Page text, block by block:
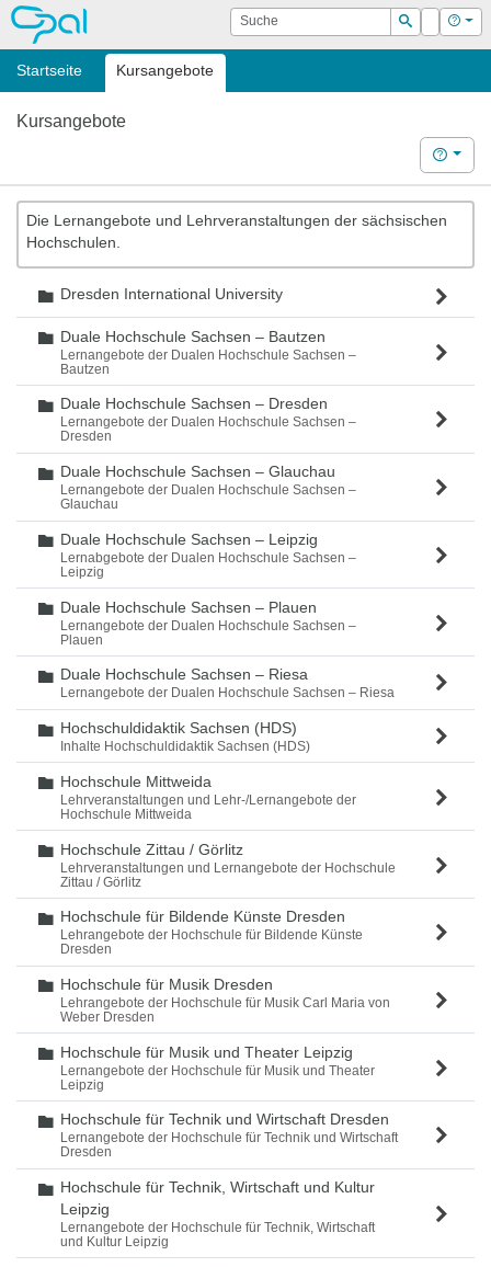
OPAL Suche
Suchen
Login Hilfe
Startseite Kursangebote
Kursangebote
Hilfe
Die Lernangebote und Lehrveranstaltungen der sächsischen
Hochschulen.
Ordner
Dresden International University
Ordner
Duale Hochschule Sachsen – Bautzen
Lernangebote der Dualen Hochschule Sachsen –
Bautzen
Ordner
Duale Hochschule Sachsen – Dresden
Lernangebote der Dualen Hochschule Sachsen –
Dresden
Ordner
Duale Hochschule Sachsen – Glauchau
Lernangebote der Dualen Hochschule Sachsen –
Glauchau
Ordner
Duale Hochschule Sachsen – Leipzig
Lernabgebote der Dualen Hochschule Sachsen –
Leipzig
Ordner
Duale Hochschule Sachsen – Plauen
Lernangebote der Dualen Hochschule Sachsen –
Plauen
Ordner
Duale Hochschule Sachsen – Riesa
Lernangebote der Dualen Hochschule Sachsen – Riesa
Ordner
Hochschuldidaktik Sachsen (HDS)
Inhalte Hochschuldidaktik Sachsen (HDS)
Ordner
Hochschule Mittweida
Lehrveranstaltungen und Lehr-/Lernangebote der
Hochschule Mittweida
Ordner
Hochschule Zittau / Görlitz
Lehrveranstaltungen und Lernangebote der Hochschule
Zittau / Görlitz
Ordner
Hochschule für Bildende Künste Dresden
Lehrangebote der Hochschule für Bildende Künste
Dresden
Ordner
Hochschule für Musik Dresden
Lehrangebote der Hochschule für Musik Carl Maria von
Weber Dresden
Ordner
Hochschule für Musik und Theater Leipzig
Lernangebote der Hochschule für Musik und Theater
Leipzig
Ordner
Hochschule für Technik und Wirtschaft Dresden
Lernangebote der Hochschule für Technik und Wirtschaft
Dresden
Ordner
Hochschule für Technik, Wirtschaft und Kultur
Leipzig
Lernangebote der Hochschule für Technik, Wirtschaft
und Kultur Leipzig